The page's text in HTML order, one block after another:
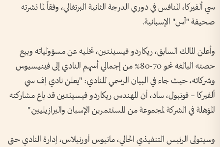
سي ألفيركا، المنافس في دوري الدرجة الثانية البرتغالي، وفقاً لما نشرته
صحيفة "آس" الإسبانية.
وأعلن المالك السابق، ريكاردو فيسينتين، تخليه عن مسؤولياته وبيع
حصته البالغة نحو 70-80% من إجمالي أسهم النادي إلى فينيسيوس
وشركائه، حيث جاء في البيان الرسمي للنادي: "يعلن نادي إف سي
ألفيركا – فوتبول، ساد، أن المهندس ريكاردو فيسينتين قد باع مشاركته
المؤهلة في الشركة لمجموعة من المستثمرين الإسبان والبرازيليين."
وسيتولى الرئيس التنفيذي الحالي، ماتيوس أورنيلاس، إدارة النادي حتى